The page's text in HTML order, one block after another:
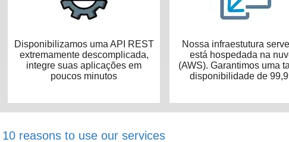
Disponibilizamos uma API REST
extremamente descomplicada,
integre suas aplicações em
poucos minutos
Nossa infraestutura
está hospedada na
(AWS). Garantimos uma
disponibilidade de
10 reasons to use our services